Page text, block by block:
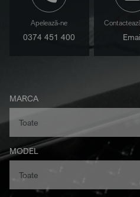
Apelează-ne
0374 451 400
MARCA
MODEL